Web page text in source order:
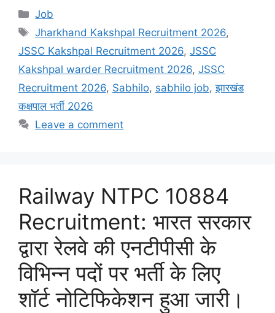
Categories
Job
Tags
Jharkhand Kakshpal Recruitment 2026,
JSSC Kakshpal Recruitment 2026, JSSC
Kakshpal warder Recruitment 2026, JSSC
Recruitment 2026, Sabhilo, sabhilo job,झारखंड
कक्षपाल भर्ती 2026
Leave a comment
Railway NTPC 10884
Recruitment: भारत सरकार
द्वारा रेलवे की एनटीपीसी के
विभिन्न पदों पर भर्ती के लिए
शॉर्ट नोटिफिकेशन हुआ जारी।